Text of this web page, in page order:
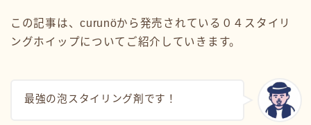
この記事は、curunöから発売されている０４スタイリ
ングホイップについてご紹介していきます。
最強の泡スタイリング剤です！